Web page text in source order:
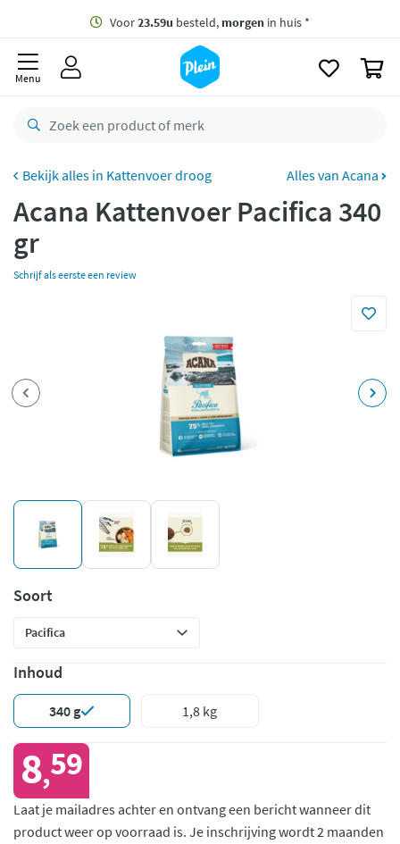
Gratisbezorging vanaf 35,- *
besteld,
retourneren
CO2 neutraal
Betaal met Klarna
Menu
Kattenvoer droog Alles van Acana
Acana Kattenvoer Pacifica 340
gr
Schrijf als eerste een review
Soort
Inhoud
340 g 1,8 kg
8,59
Laat je mailadres achter en ontvang een bericht wanneer dit
product weer op voorraad is. Je inschrijving wordt 2 maanden